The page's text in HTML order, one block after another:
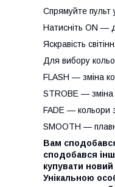
Спрямуйте пульт
Натисніть ON —
Яскравість
Для вибору
FLASH — зміна
STROBE — зміна
FADE — кольори
SMOOTH —
Вам
сподобався
купувати новий
Унікальною